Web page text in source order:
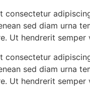
consectetur
sed diam urna
Ut hendrerit
consectetur
sed diam urna
Ut hendrerit